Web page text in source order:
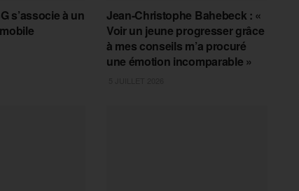
s’associe à un
Jean-Christophe Bahebeck : «
Voir un jeune progresser grâce
à mes conseils m’a procuré
une émotion incomparable »